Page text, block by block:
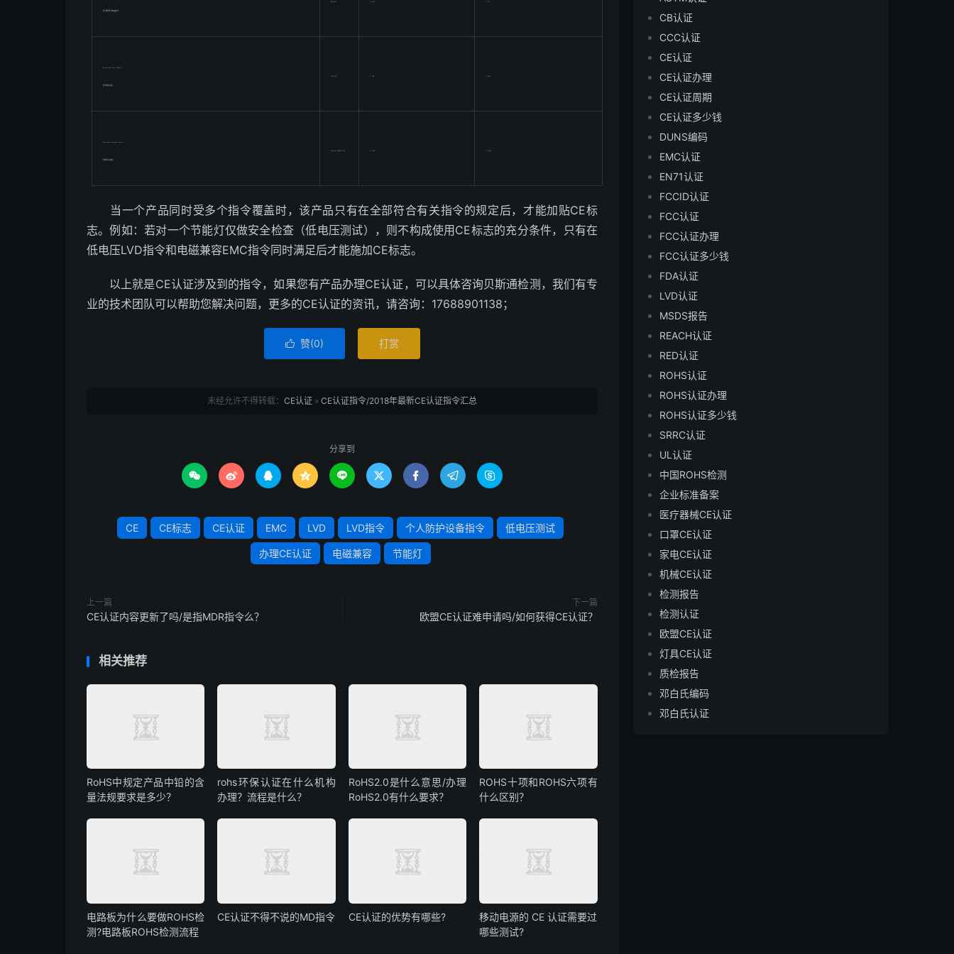
当一个产品同时受多个指令覆盖时，该产品只有在全部符合有关指令的规定后，才能加贴CE标
志。例如：若对一个节能灯仅做安全检查（低电压测试），则不构成使用CE标志的充分条件，只有在
低电压LVD指令和电磁兼容EMC指令同时满足后才能施加CE标志。
以上就是CE认证涉及到的指令，如果您有产品办理CE认证，可以具体咨询贝斯通检测，我们有专
业的技术团队可以帮助您解决问题，更多的CE认证的资讯，请咨询：17688901138；
 赞(0) 打赏
未经允许不得转载： CE认证 » CE认证指令/2018年最新CE认证指令汇总
分享到
        
CE CE标志 CE认证 EMC LVD LVD指令 个人防护设备指令 低电压测试
办理CE认证 电磁兼容 节能灯
上一篇
CE认证内容更新了吗/是指MDR指令么？
下一篇
欧盟CE认证难申请吗/如何获得CE认证？
相关推荐
RoHS中规定产品中铅的含
量法规要求是多少？
rohs环保认证在什么机构
办理？流程是什么？
RoHS2.0是什么意思/办理
RoHS2.0有什么要求？
ROHS十项和ROHS六项有
什么区别？
电路板为什么要做ROHS检
测?电路板ROHS检测流程
CE认证不得不说的MD指令 CE认证的优势有哪些?
移动电源的 CE 认证需要过
哪些测试?
CB认证
CCC认证
CE认证
CE认证办理
CE认证周期
CE认证多少钱
DUNS编码
EMC认证
EN71认证
FCCID认证
FCC认证
FCC认证办理
FCC认证多少钱
FDA认证
LVD认证
MSDS报告
REACH认证
RED认证
ROHS认证
ROHS认证办理
ROHS认证多少钱
SRRC认证
UL认证
中国ROHS检测
企业标准备案
医疗器械CE认证
口罩CE认证
家电CE认证
机械CE认证
检测报告
检测认证
欧盟CE认证
灯具CE认证
质检报告
邓白氏编码
邓白氏认证